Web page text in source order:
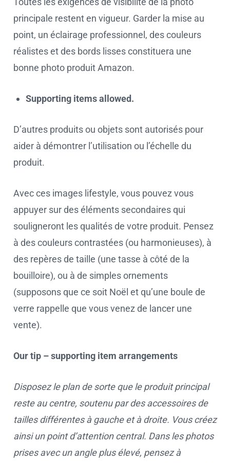
principale restent en vigueur. Garder la mise au
point, un éclairage professionnel, des couleurs
réalistes et des bords lisses constituera une
bonne photo produit Amazon.
Supporting items allowed.
D’autres produits ou objets sont autorisés pour
aider à démontrer l’utilisation ou l’échelle du
produit.
Avec ces images lifestyle, vous pouvez vous
appuyer sur des éléments secondaires qui
souligneront les qualités de votre produit. Pensez
à des couleurs contrastées (ou harmonieuses), à
des repères de taille (une tasse à côté de la
bouilloire), ou à de simples ornements
(supposons que ce soit Noël et qu’une boule de
verre rappelle que vous venez de lancer une
vente).
Our tip – supporting item arrangements
Disposez le plan de sorte que le produit principal
reste au centre, soutenu par des accessoires de
tailles différentes à gauche et à droite. Vous créez
ainsi un point d’attention central. Dans les photos
prises avec un angle plus élevé, pensez à